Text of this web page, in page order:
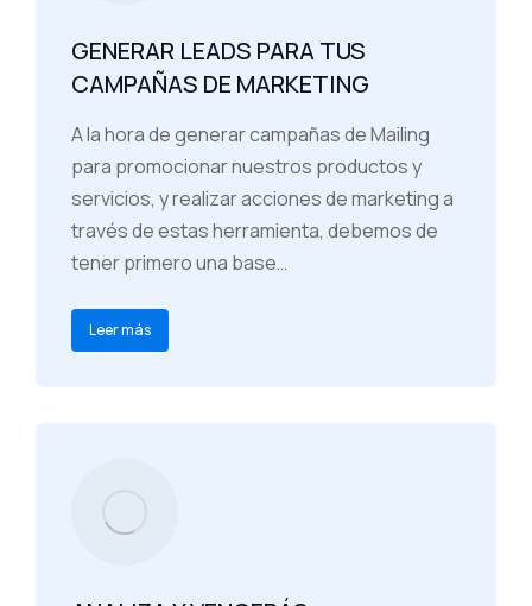
GENERAR LEADS PARA TUS
CAMPAÑAS DE MARKETING
A la hora de generar campañas de Mailing
para promocionar nuestros productos y
servicios, y realizar acciones de marketing a
través de estas herramienta, debemos de
tener primero una base…
Leer más